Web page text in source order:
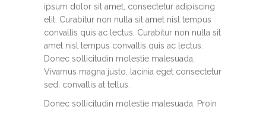
ipsum dolor sit amet, consectetur adipiscing
elit. Curabitur non nulla sit amet nisl tempus
convallis quis ac lectus. Curabitur non nulla sit
amet nisl tempus convallis quis ac lectus.
Donec sollicitudin molestie malesuada.
Vivamus magna justo, lacinia eget consectetur
sed, convallis at tellus.
Donec sollicitudin molestie malesuada. Proin